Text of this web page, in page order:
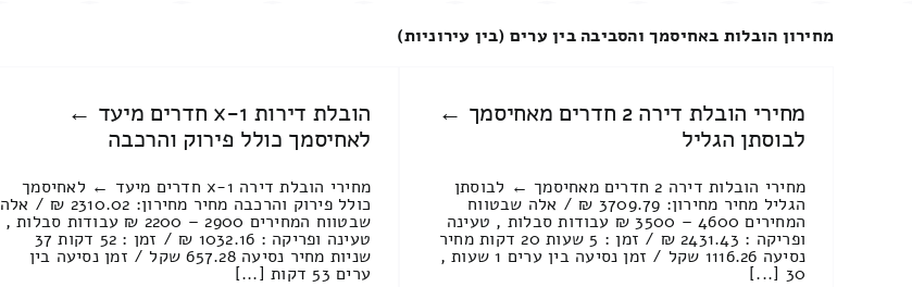
מחירון הובלות באחיסמך והסביבה בין ערים (בין עירוניות)
מחירי הובלת דירה 2 חדרים מאחיסמך ←
לבוסתן הגליל
מחירי הובלות דירה 2 חדרים מאחיסמך ← לבוסתן
הגליל מחיר מחירון: 3709.79 ₪ / אלה שבטווח
המחירים 4600 – 3500 ₪ עבודות סבלות , טעינה
ופריקה : 2431.43 ₪ / זמן : 5 שעות 20 דקות מחיר
נסיעה 1116.26 שקל / זמן נסיעה בין ערים 1 שעות ,
30 [...]
הובלת דירות 1-x חדרים מיעד ←
לאחיסמך כולל פירוק והרכבה
מחירי הובלת דירה 1-x חדרים מיעד ← לאחיסמך
כולל פירוק והרכבה מחיר מחירון: 2310.02 ₪ / אלה
שבטווח המחירים 2900 – 2200 ₪ עבודות סבלות ,
טעינה ופריקה : 1032.16 ₪ / זמן : 52 דקות 37
שניות מחיר נסיעה 657.28 שקל / זמן נסיעה בין
ערים 53 דקות [...]